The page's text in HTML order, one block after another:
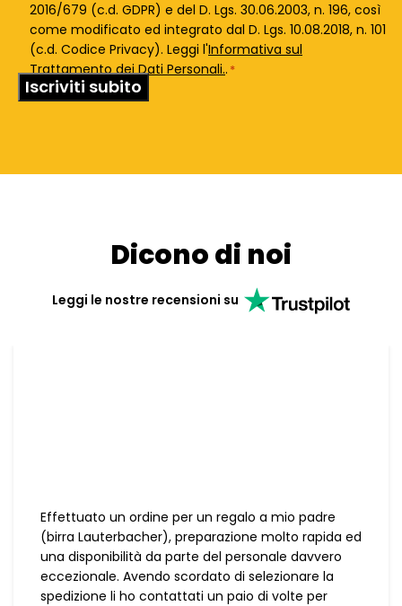
2016/679 (c.d. GDPR) e del D. Lgs. 30.06.2003, n. 196, così
come modificato ed integrato dal D. Lgs. 10.08.2018, n. 101
(c.d. Codice Privacy). Leggi l'Informativa sul
Trattamento dei Dati Personali.. *
Dicono di noi
Leggi le nostre recensioni su
Effettuato un ordine per un regalo a mio padre
(birra Lauterbacher), preparazione molto rapida ed
una disponibilità da parte del personale davvero
eccezionale. Avendo scordato di selezionare la
spedizione li ho contattati un paio di volte per